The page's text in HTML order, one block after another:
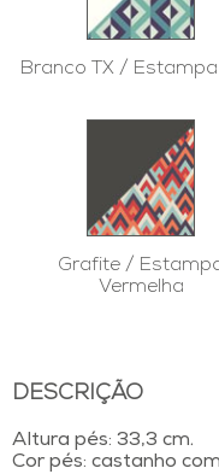
Branco TX / Estampa
Grafite /
Vermelha
DESCRIÇÃO
Altura pés: 33,3 cm.
Cor pés: castanho